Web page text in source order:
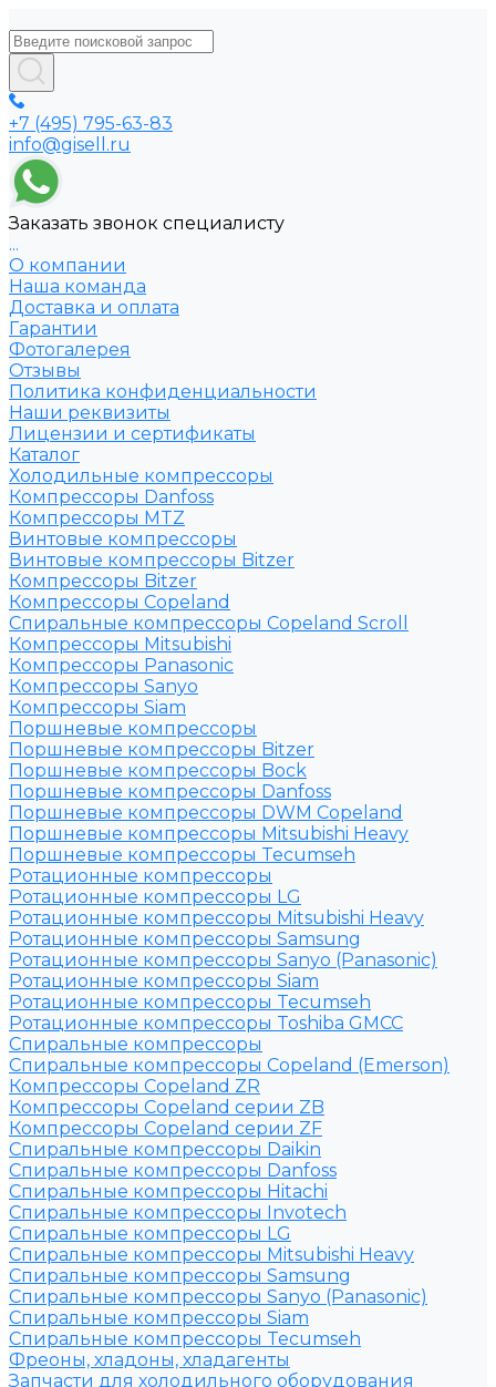
+7 (495) 795-63-83
info@gisell.ru
Заказать звонок специалисту
...
О компании
Наша команда
Доставка и оплата
Гарантии
Фотогалерея
Отзывы
Политика конфиденциальности
Наши реквизиты
Лицензии и сертификаты
Каталог
Холодильные компрессоры
Компрессоры Danfoss
Компрессоры MTZ
Винтовые компрессоры
Винтовые компрессоры Bitzer
Компрессоры Bitzer
Компрессоры Copeland
Спиральные компрессоры Copeland Scroll
Компрессоры Mitsubishi
Компрессоры Panasonic
Компрессоры Sanyo
Компрессоры Siam
Поршневые компрессоры
Поршневые компрессоры Bitzer
Поршневые компрессоры Bock
Поршневые компрессоры Danfoss
Поршневые компрессоры DWM Copeland
Поршневые компрессоры Mitsubishi Heavy
Поршневые компрессоры Tecumseh
Ротационные компрессоры
Ротационные компрессоры LG
Ротационные компрессоры Mitsubishi Heavy
Ротационные компрессоры Samsung
Ротационные компрессоры Sanyo (Panasonic)
Ротационные компрессоры Siam
Ротационные компрессоры Tecumseh
Ротационные компрессоры Toshiba GMCC
Спиральные компрессоры
Спиральные компрессоры Copeland (Emerson)
Компрессоры Copeland ZR
Компрессоры Copeland серии ZB
Компрессоры Copeland серии ZF
Спиральные компрессоры Daikin
Спиральные компрессоры Danfoss
Спиральные компрессоры Hitachi
Спиральные компрессоры Invotech
Спиральные компрессоры LG
Спиральные компрессоры Mitsubishi Heavy
Спиральные компрессоры Samsung
Спиральные компрессоры Sanyo (Panasonic)
Спиральные компрессоры Siam
Спиральные компрессоры Tecumseh
Фреоны, хладоны, хладагенты
Запчасти для холодильного оборудования